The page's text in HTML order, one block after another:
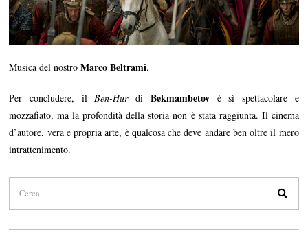
Musica del nostroMarco Beltrami.
Per concludere, il Ben-Hurdi Bekmambetovè sì spettacolare e
mozzafiato, ma la profondità della storia non è stata raggiunta. Il cinema
d’autore, vera e propria arte, è qualcosa che deve andare ben oltre il mero
intrattenimento.